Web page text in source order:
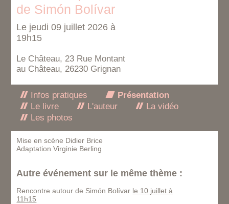
de Simón Bolívar
Le jeudi 09 juillet 2026 à
19h15
Le Château, 23 Rue Montant
au Château, 26230 Grignan
Infos pratiques
Présentation
Le livre
L'auteur
La vidéo
Les photos
Mise en scène Didier Brice
Adaptation Virginie Berling
Autre événement sur le même thème :
Rencontre autour de Simón Bolívar le 10 juillet à
11h15